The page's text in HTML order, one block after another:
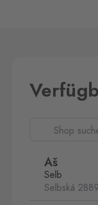
Aš
Selb
Selbská